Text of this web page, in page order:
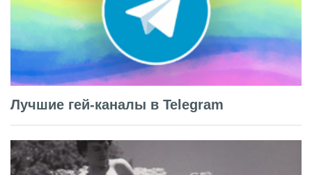
Лучшие гей-каналы в Telegram